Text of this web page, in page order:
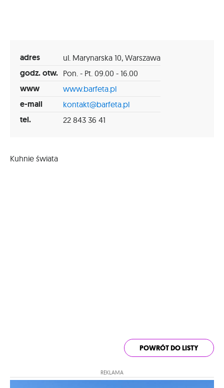
adres ul. Marynarska 10, Warszawa
godz. otw. Pon. - Pt. 09.00 - 16.00
www www.barfeta.pl
e-mail kontakt@barfeta.pl
tel. 22 843 36 41
Kuhnie świata
POWRÓT DO LISTY
REKLAMA